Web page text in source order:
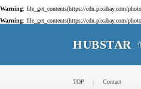
Warning: file_get_contents(https://cdn.pixabay.com/
Warning: file_get_contents(https://cdn.pixabay.com/
HUBSTAR
TOP Contact